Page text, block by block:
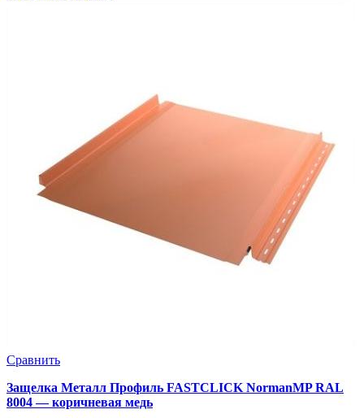
Сравнить
Защелка Металл Профиль FASTCLICK NormanMP RAL
8004 — коричневая медь